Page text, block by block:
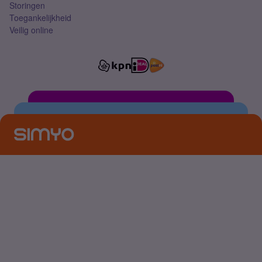
Storingen
Toegankelijkheid
Veilig online